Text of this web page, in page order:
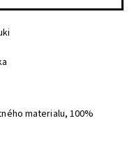
materialu, 100%